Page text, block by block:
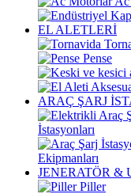
EL ALETLERİ
Pense
ARAÇ ŞARJ
İstasyonları
Ekipmanları
JENERATÖR &
Piller